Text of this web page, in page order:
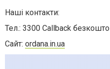
Наші контакти:
Тел.: 3300 Callback
Сайт: ordana.in.ua